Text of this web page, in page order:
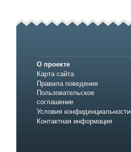
О проекте
Карта сайта
Правила поведения
Пользовательское
соглашение
Условия конфиденциальности
Контактная информация